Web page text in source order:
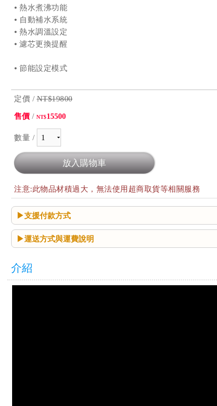
⦁ 熱水煮沸功能
⦁ 自動補水系統
⦁ 熱水調溫設定
⦁ 濾芯更換提醒
⦁ ​節能設定模式
定價 /NT$19800
售價 / NT$15500
數量 /
注意:此物品材積過大，無法使用超商取貨等相關服務
支援付款方式
運送方式與運費說明
介紹